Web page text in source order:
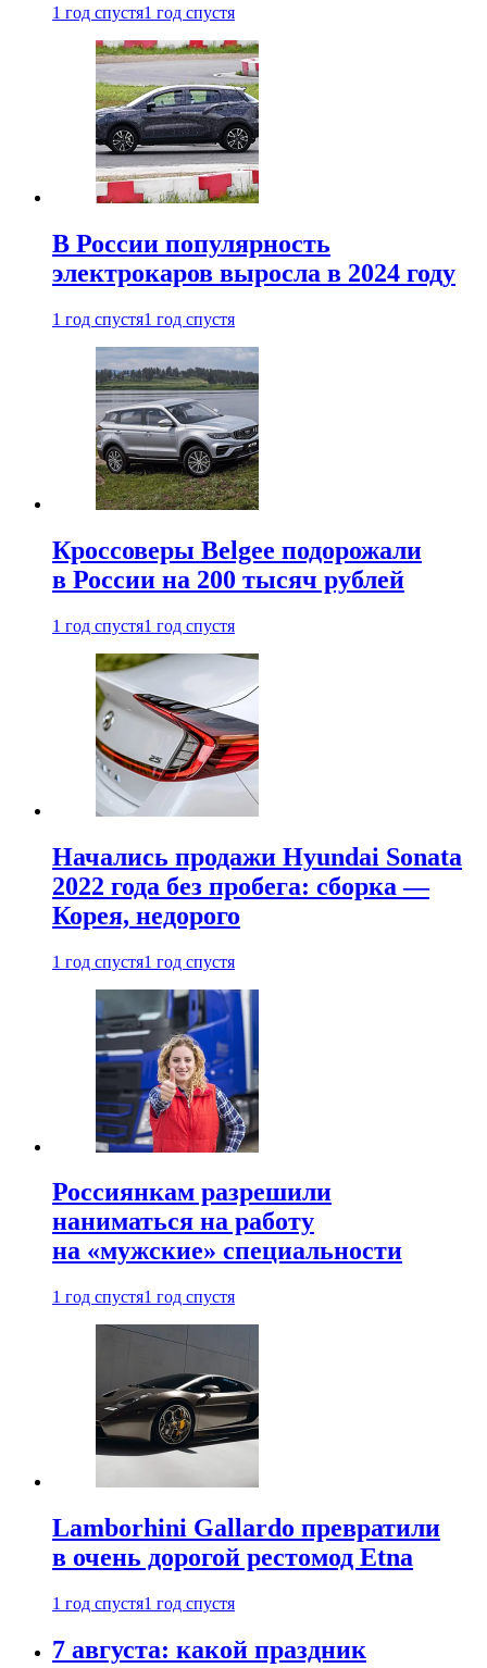
1 год спустя1 год спустя
В России популярность
электрокаров выросла в 2024 году
1 год спустя1 год спустя
Кроссоверы Belgee подорожали
в России на 200 тысяч рублей
1 год спустя1 год спустя
Начались продажи Hyundai Sonata
2022 года без пробега: сборка —
Корея, недорого
1 год спустя1 год спустя
Россиянкам разрешили
наниматься на работу
на «мужские» специальности
1 год спустя1 год спустя
Lamborhini Gallardo превратили
в очень дорогой рестомод Etna
1 год спустя1 год спустя
7 августа: какой праздник